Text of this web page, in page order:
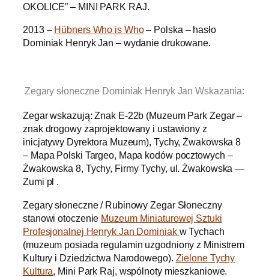
OKOLICE” – MINI PARK RAJ.
2013 – Hübners Who is Who– Polska – hasło
Dominiak Henryk Jan – wydanie drukowane.
Zegary słoneczne Dominiak Henryk Jan Wskazania:
Zegar wskazują: Znak E-22b (Muzeum Park Zegar –
znak drogowy zaprojektowany i ustawiony z
inicjatywy Dyrektora Muzeum), Tychy, Żwakowska 8
– Mapa Polski Targeo, Mapa kodów pocztowych –
Żwakowska 8, Tychy, Firmy Tychy, ul. Żwakowska —
Zumi pl .
Zegary słoneczne / Rubinowy Zegar Słoneczny
stanowi otoczenie Muzeum Miniaturowej Sztuki
Profesjonalnej Henryk Jan Dominiak w Tychach
(muzeum posiada regulamin uzgodniony z Ministrem
Kultury i Dziedzictwa Narodowego). Zielone Tychy
Kultura, Mini Park Raj, wspólnoty mieszkaniowe.